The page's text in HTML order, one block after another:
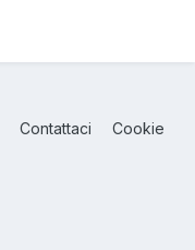
Contattaci Cookie